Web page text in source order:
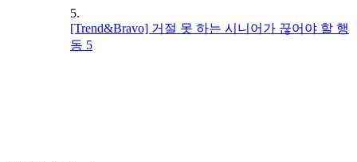
5.
[Trend&Bravo] 거절 못 하는 시니어가 끊어야 할 행
동 5